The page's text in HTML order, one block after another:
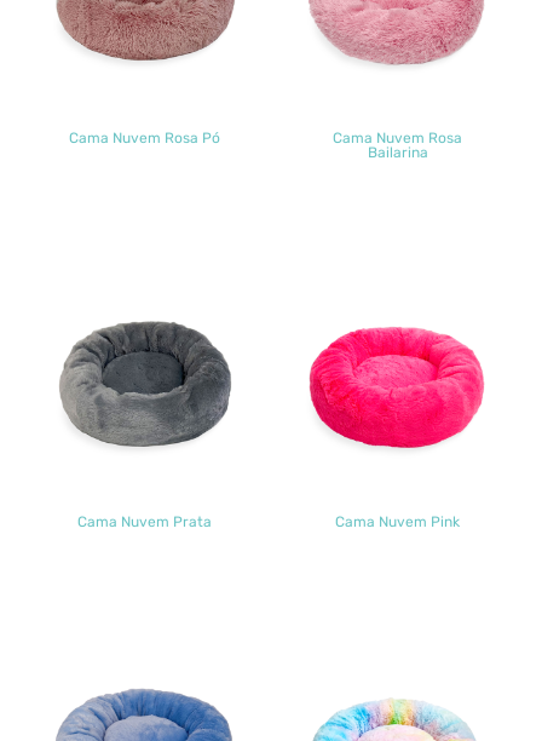
Cama Nuvem Rosa Pó
Cama Nuvem Rosa
Bailarina
Cama Nuvem Prata Cama Nuvem Pink